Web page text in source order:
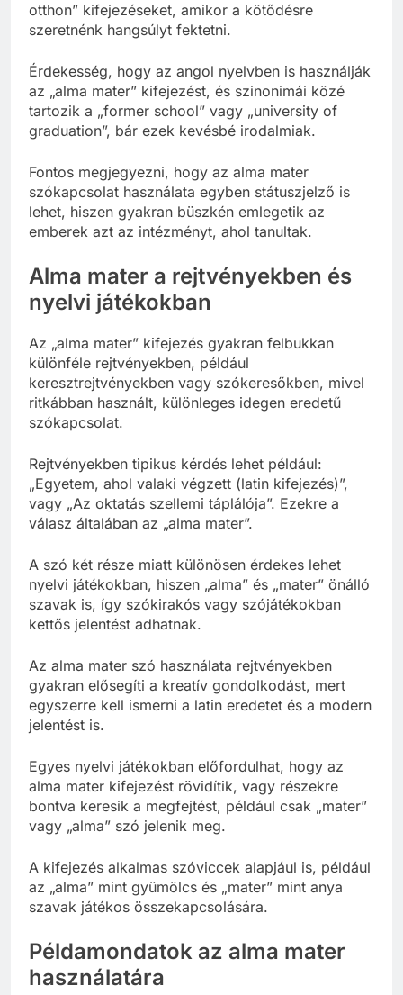
otthon” kifejezéseket, amikor a kötődésre
szeretnénk hangsúlyt fektetni.
Érdekesség, hogy az angol nyelvben is használják
az „alma mater” kifejezést, és szinonimái közé
tartozik a „former school” vagy „university of
graduation”, bár ezek kevésbé irodalmiak.
Fontos megjegyezni, hogy az alma mater
szókapcsolat használata egyben státuszjelző is
lehet, hiszen gyakran büszkén emlegetik az
emberek azt az intézményt, ahol tanultak.
Alma mater a rejtvényekben és
nyelvi játékokban
Az „alma mater” kifejezés gyakran felbukkan
különféle rejtvényekben, például
keresztrejtvényekben vagy szókeresőkben, mivel
ritkábban használt, különleges idegen eredetű
szókapcsolat.
Rejtvényekben tipikus kérdés lehet például:
„Egyetem, ahol valaki végzett (latin kifejezés)”,
vagy „Az oktatás szellemi táplálója”. Ezekre a
válasz általában az „alma mater”.
A szó két része miatt különösen érdekes lehet
nyelvi játékokban, hiszen „alma” és „mater” önálló
szavak is, így szókirakós vagy szójátékokban
kettős jelentést adhatnak.
Az alma mater szó használata rejtvényekben
gyakran elősegíti a kreatív gondolkodást, mert
egyszerre kell ismerni a latin eredetet és a modern
jelentést is.
Egyes nyelvi játékokban előfordulhat, hogy az
alma mater kifejezést rövidítik, vagy részekre
bontva keresik a megfejtést, például csak „mater”
vagy „alma” szó jelenik meg.
A kifejezés alkalmas szóviccek alapjául is, például
az „alma” mint gyümölcs és „mater” mint anya
szavak játékos összekapcsolására.
Példamondatok az alma mater
használatára